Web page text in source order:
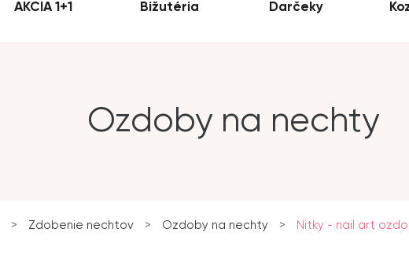
AKCIA 1+1 Bižutéria Darčeky
Ozdoby na nechty
> Zdobenie nechtov > Ozdoby na nechty > Nitky - nail art